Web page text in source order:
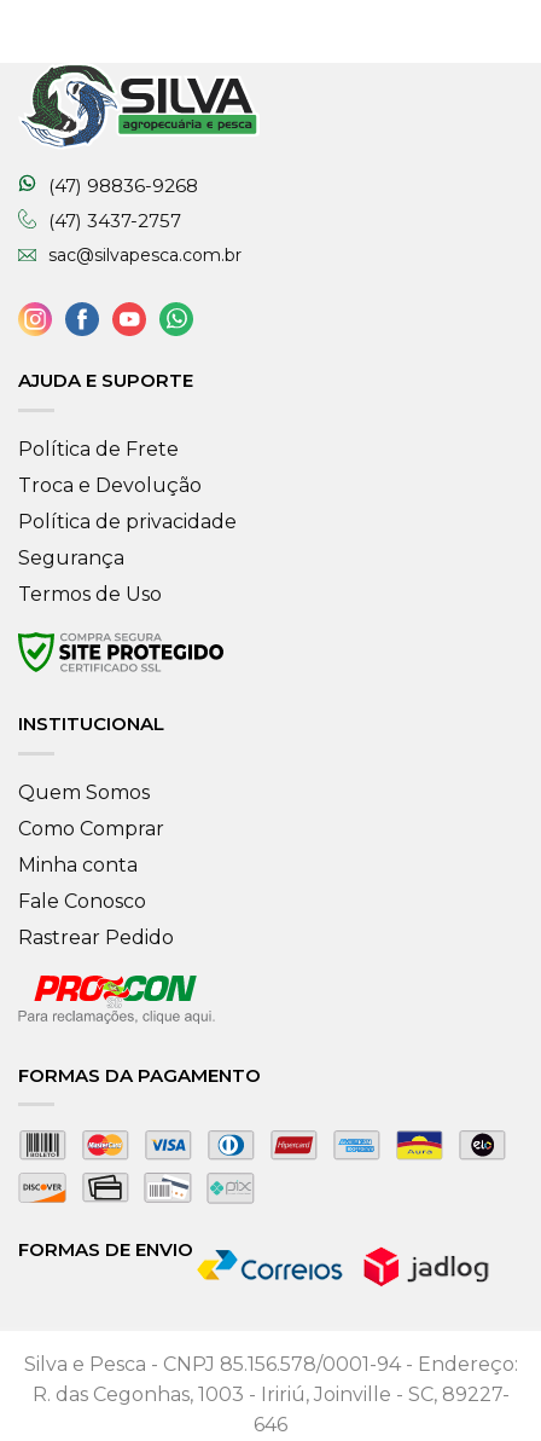
(47) 98836-9268
(47) 3437-2757
sac@silvapesca.com.br
AJUDA E SUPORTE
Política de Frete
Troca e Devolução
Política de privacidade
Segurança
Termos de Uso
INSTITUCIONAL
Quem Somos
Como Comprar
Minha conta
Fale Conosco
Rastrear Pedido
FORMAS DA PAGAMENTO
FORMAS DE ENVIO
Silva e Pesca - CNPJ 85.156.578/0001-94 - Endereço:
R. das Cegonhas, 1003 - Iririú, Joinville - SC, 89227-
646